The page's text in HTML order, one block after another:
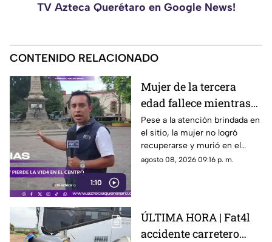
TV Azteca Querétaro en Google News!
CONTENIDO RELACIONADO
1:10
Mujer de la tercera
edad fallece mientras
caminaba por el Centro
de Querétaro
Pese a la atención brindada en
el sitio, la mujer no logró
recuperarse y murió en el
lugar.
agosto 08, 2026 09:16 p. m.
ÚLTIMA HORA | Fat4l
accidente carretero